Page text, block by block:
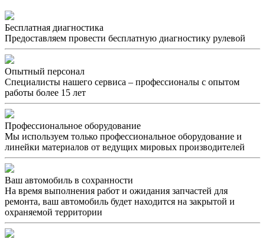
Бесплатная диагностика
Предоставляем провести бесплатную диагностику рулевой
Опытный персонал
Специалисты нашего сервиса – профессионалы с опытом
работы более 15 лет
Профессиональное оборудование
Мы используем только профессиональное оборудование и
линейки материалов от ведущих мировых производителей
Ваш автомобиль в сохранности
На время выполнения работ и ожидания запчастей для
ремонта, ваш автомобиль будет находится на закрытой и
охраняемой территории